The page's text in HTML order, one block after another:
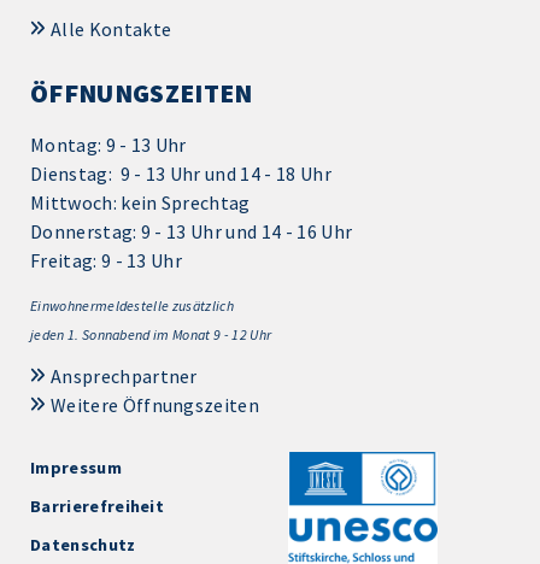
Alle Kontakte
ÖFFNUNGSZEITEN
Montag: 9 - 13 Uhr
Dienstag: 9 - 13 Uhr und 14 - 18 Uhr
Mittwoch: kein Sprechtag
Donnerstag: 9 - 13 Uhr und 14 - 16 Uhr
Freitag: 9 - 13 Uhr
Einwohnermeldestelle zusätzlich
jeden 1. Sonnabend im Monat 9 - 12 Uhr
Ansprechpartner
Weitere Öffnungszeiten
Impressum
Barrierefreiheit
Datenschutz